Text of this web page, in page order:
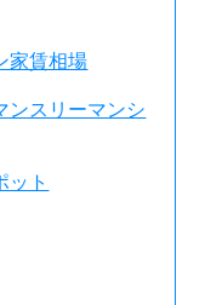
家賃相場
ンスリーマンシ
ット